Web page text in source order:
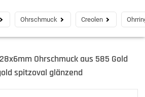
Ohrschmuck Creolen
Ohrschmuck aus 585 Gold
spitzoval glänzend